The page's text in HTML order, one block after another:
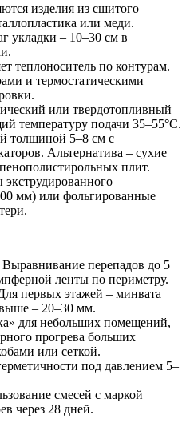
изделия из сшитого
или меди.
укладки – 10–30 см в
теплоноситель по контурам.
и термостатическими
или твердотопливный
температуру подачи 35–55°C.
толщиной 5–8 см с
Альтернатива – сухие
плит.
мм) или фольгированные
Выравнивание перепадов до 5
ленты по периметру.
первых этажей – минвата
– 20–30 мм.
для небольших помещений,
прогрева больших
или сеткой.
под давлением 5–
смесей с маркой
через 28 дней.